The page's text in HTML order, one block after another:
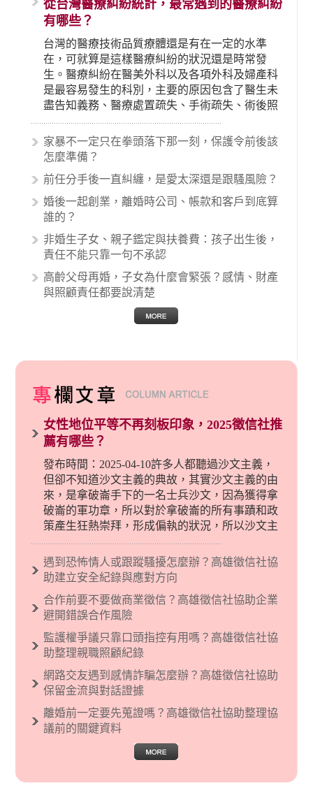
從台灣醫療糾紛統計，最常遇到的醫療糾紛
有哪些？
台灣的醫療技術品質療體還是有在一定的水準
在，可就算是這樣醫療糾紛的狀況還是時常發
生。醫療糾紛在醫美外科以及各項外科及婦產科
是最容易發生的科別，主要的原因包含了醫生未
盡告知義務、醫療處置疏失、手術疏失、術後照
顧失當、醫療費用的收取。雖然醫學進步，但醫
生與病患之間引起的糾紛還是經常發生。很多案
例中最後都走向訴訟流程，我們如果不幸遇到相
的內容其實非常多，有些案例…
家暴不一定只在拳頭落下那一刻，保護令前後該
怎麼準備？
前任分手後一直糾纏，是愛太深還是跟騷風險？
婚後一起創業，離婚時公司、帳款和客戶到底算
誰的？
非婚生子女、親子鑑定與扶養費：孩子出生後，
責任不能只靠一句不承認
高齡父母再婚，子女為什麼會緊張？感情、財產
與照顧責任都要說清楚
女性地位平等不再刻板印象，2025徵信社推
薦有哪些？
發布時間：2025-04-10許多人都聽過沙文主義，
但卻不知道沙文主義的典故，其實沙文主義的由
來，是拿破崙手下的一名士兵沙文，因為獲得拿
破崙的軍功章，所以對於拿破崙的所有事蹟和政
策產生狂熱崇拜，形成偏執的狀況，所以沙文主
義後來就被拿來暗指偏見和歧視，而且有沙文主
義傾向的人，通常對於自己的國家和民族有超強
烈的卓越感，因而瞧不起其他國家的人，所以沙
現了男性沙文…
遇到恐怖情人或跟蹤騷擾怎麼辦？高雄徵信社協
助建立安全紀錄與應對方向
合作前要不要做商業徵信？高雄徵信社協助企業
避開錯誤合作風險
監護權爭議只靠口頭指控有用嗎？高雄徵信社協
助整理親職照顧紀錄
網路交友遇到感情詐騙怎麼辦？高雄徵信社協助
保留金流與對話證據
離婚前一定要先蒐證嗎？高雄徵信社協助整理協
議前的關鍵資料